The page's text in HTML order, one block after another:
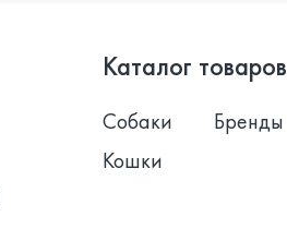
Каталог товаров
Собаки
Кошки
Бренды